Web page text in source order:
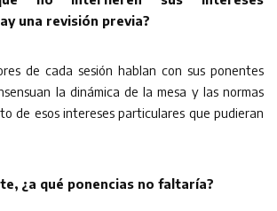
una revisión previa?
de cada sesión hablan con sus ponentes
la dinámica de la mesa y las normas
de esos intereses particulares que pudieran
¿a qué ponencias no faltaría?